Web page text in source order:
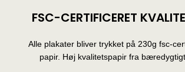
FSC-CERTIFICERET
Alle plakater bliver trykket på 230g fsc-
papir. Høj kvalitetspapir fra